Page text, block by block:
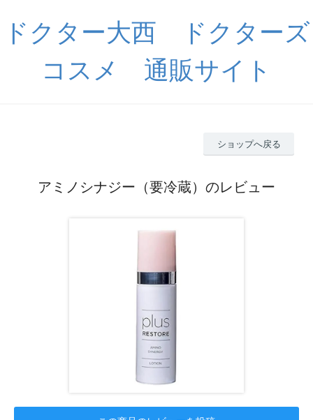
ドクター大西 ドクターズ
コスメ 通販サイト
ショップへ戻る
アミノシナジー（要冷蔵）のレビュー